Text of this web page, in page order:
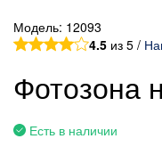
Модель: 12093
4.5 из 5 /
Фотозона
Есть в наличии